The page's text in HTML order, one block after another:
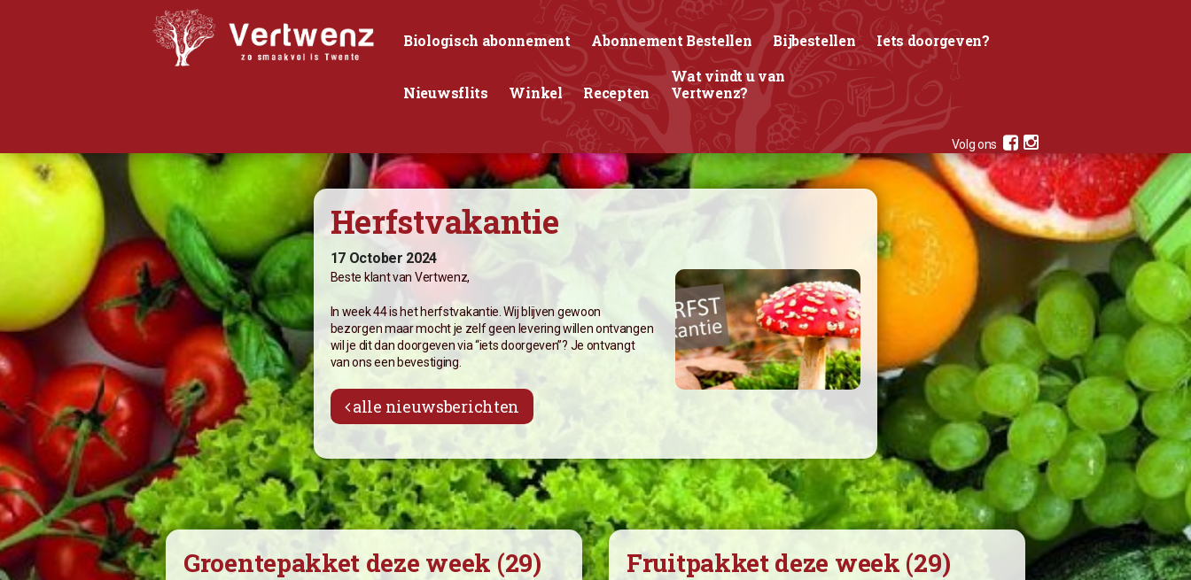
Biologisch abonnement Abonnement Bestellen Bijbestellen Iets doorgeven?
Nieuwsflits Winkel Recepten
Wat vindt u van
Vertwenz?
Volg ons
Biologisch abonnement
Abonnement Bestellen
Bijbestellen
Iets doorgeven?
Nieuwsflits
Winkel
Recepten
Wat vindt u van Vertwenz?
Herfstvakantie
17 October 2024
Beste klant van Vertwenz,
In week 44 is het herfstvakantie. Wij blijven gewoon
bezorgen maar mocht je zelf geen levering willen ontvangen
wil je dit dan doorgeven via “iets doorgeven”? Je ontvangt
van ons een bevestiging.
alle nieuwsberichten
Groentepakket deze week (29) Fruitpakket deze week (29)